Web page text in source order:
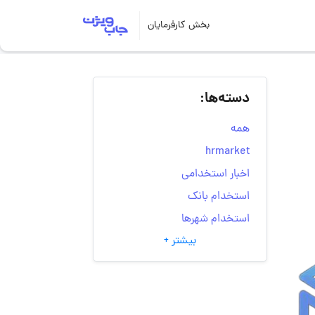
بخش کارفرمایان
دسته‌ها:
همه
hrmarket
اخبار استخدامی
استخدام بانک
استخدام شهرها
انتخاب مسیر شغلی
به‌روزرسانی‌های سایت
بیشتر +